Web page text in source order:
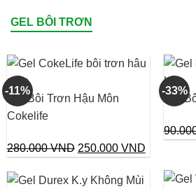
GEL BÔI TRƠN
-11%
Gel Bôi Trơn Hậu Môn
Cokelife
280.000VND Giá
là:
250.000 VNDGiá
-33%
Gel